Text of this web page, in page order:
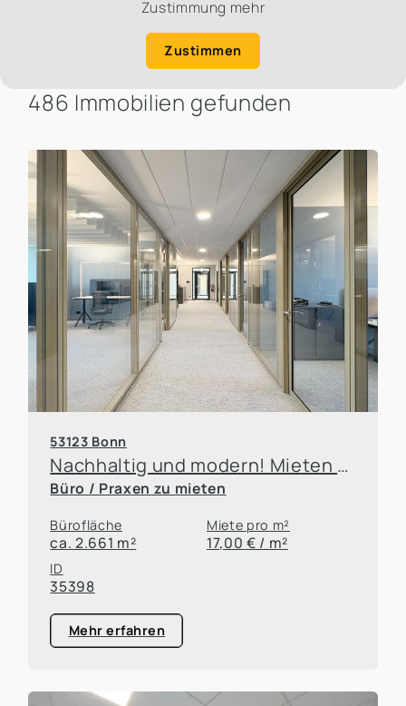
Zustimmung mehr
Zustimmen
486 Immobilien gefunden
53123 Bonn
Nachhaltig und modern! Mieten Sie neue Büro- und Praxisflächen im Campus FritzHoch3!
Büro / Praxen zu mieten
Bürofläche
ca. 2.661 m²
Miete pro m²
17,00 € / m²
ID
35398
Mehr erfahren